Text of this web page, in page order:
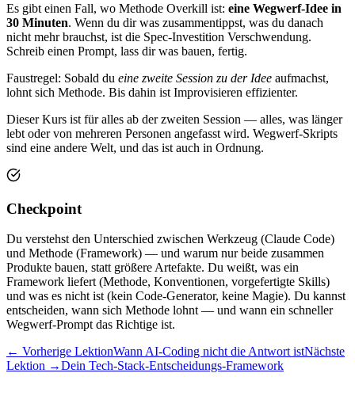
Es gibt einen Fall, wo Methode Overkill ist: eine Wegwerf-Idee in
30 Minuten. Wenn du dir was zusammentippst, was du danach
nicht mehr brauchst, ist die Spec-Investition Verschwendung.
Schreib einen Prompt, lass dir was bauen, fertig.
Faustregel: Sobald du eine zweite Session zu der Idee aufmachst,
lohnt sich Methode. Bis dahin ist Improvisieren effizienter.
Dieser Kurs ist für alles ab der zweiten Session — alles, was länger
lebt oder von mehreren Personen angefasst wird. Wegwerf-Skripts
sind eine andere Welt, und das ist auch in Ordnung.
Checkpoint
Du verstehst den Unterschied zwischen Werkzeug (Claude Code)
und Methode (Framework) — und warum nur beide zusammen
Produkte bauen, statt größere Artefakte. Du weißt, was ein
Framework liefert (Methode, Konventionen, vorgefertigte Skills)
und was es nicht ist (kein Code-Generator, keine Magie). Du kannst
entscheiden, wann sich Methode lohnt — und wann ein schneller
Wegwerf-Prompt das Richtige ist.
← Vorherige LektionWann AI-Coding nicht die Antwort istNächste
Lektion →Dein Tech-Stack-Entscheidungs-Framework